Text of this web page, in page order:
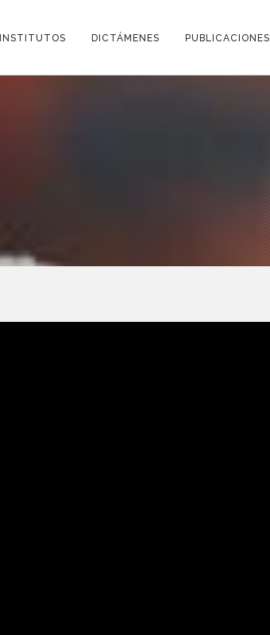
INSTITUTOS DICTÁMENES PUBLICACIONES